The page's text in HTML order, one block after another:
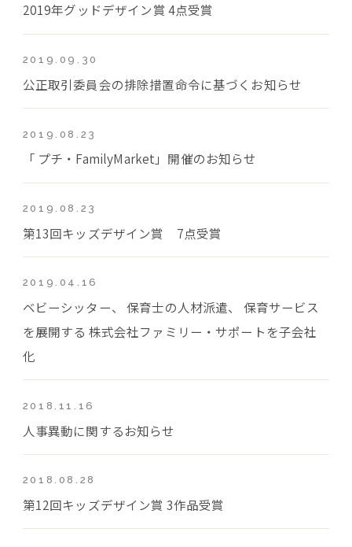
2019年グッドデザイン賞 4点受賞
2019.09.30
公正取引委員会の排除措置命令に基づくお知らせ
2019.08.23
「 プチ・FamilyMarket」開催のお知らせ
2019.08.23
第13回キッズデザイン賞 7点受賞
2019.04.16
ベビーシッター、 保育士の人材派遣、 保育サービス
を展開する 株式会社ファミリー・サポートを子会社
化
2018.11.16
人事異動に関するお知らせ
2018.08.28
第12回キッズデザイン賞 3作品受賞